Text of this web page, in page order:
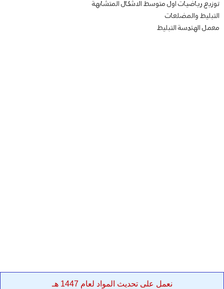
توزيع رياضيات اول متوسط الاشكال المتشابهة
التبليط والمضلعات
معمل الهندسة التبليط
نعمل على تحديث المواد لعام 1447 هـ